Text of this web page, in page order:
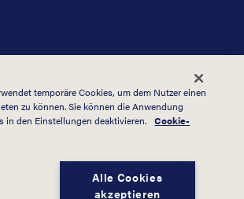
temporäre Cookies, um dem Nutzer einen
zu können. Sie können die Anwendung
in den Einstellungen deaktivieren. Cookie-
Alle Cookies
akzeptieren